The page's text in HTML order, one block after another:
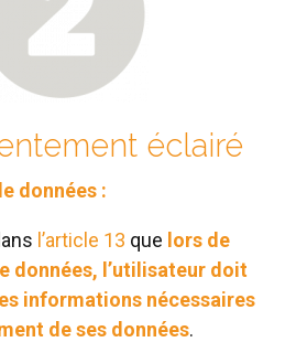
éclairé
données :
l’article 13 que lors de
données, l’utilisateur doit
informations nécessaires
de ses données.